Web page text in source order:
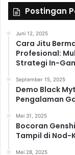
Postingan
Juni 12, 2025
Cara Jitu
Profesional:
Strategi In-
September 15, 2025
Demo Black
Pengalaman
Mei 31, 2025
Bocoran
Tampil di Nod-
Mei 28, 2025